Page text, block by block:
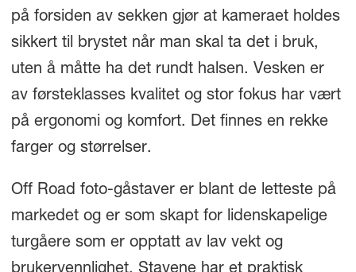
på forsiden av sekken gjør at kameraet holdes
sikkert til brystet når man skal ta det i bruk,
uten å måtte ha det rundt halsen. Vesken er
av førsteklasses kvalitet og stor fokus har vært
på ergonomi og komfort. Det finnes en rekke
farger og størrelser.
Off Road foto-gåstaver er blant de letteste på
markedet og er som skapt for lidenskapelige
turgåere som er opptatt av lav vekt og